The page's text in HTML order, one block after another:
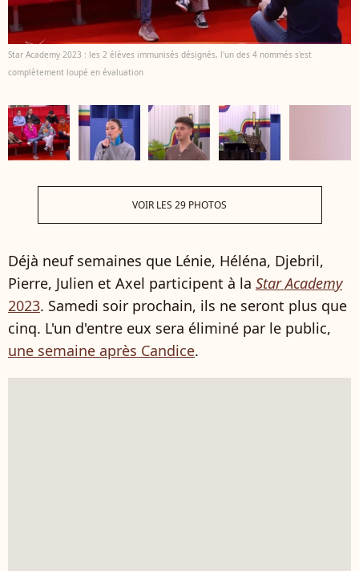
Star Academy 2023 : les 2 élèves immunisés désignés, l'un des 4 nommés s'est
complètement loupé en évaluation
VOIR LES 29 PHOTOS
Déjà neuf semaines que Lénie, Héléna, Djebril,
Pierre, Julien et Axel participent à la Star Academy
2023. Samedi soir prochain, ils ne seront plus que
cinq. L'un d'entre eux sera éliminé par le public,
une semaine après Candice.